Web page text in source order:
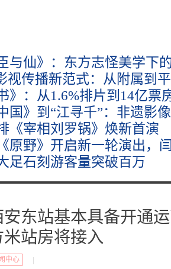
与仙》：东方志怪美学下
视传播新范式：从附属到
》：从1.6%排片到14亿票
国》到“江寻千”：非遗影
《宰相刘罗锅》焕新首演
原野》开启新一轮演出，
足石刻游客量突破百万
安东站基本具备开通
米站房将接入
中心